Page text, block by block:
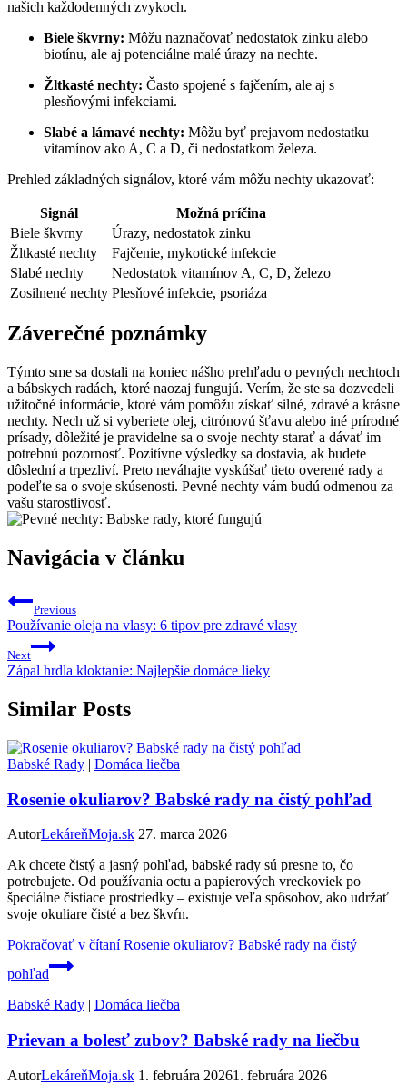
našich každodenných zvykoch.
Biele škvrny: Môžu naznačovať nedostatok zinku alebo
biotínu, ale aj potenciálne malé úrazy na nechte.
Žltkasté nechty: Často spojené s fajčením, ale aj s
plesňovými infekciami.
Slabé a lámavé nechty: Môžu byť prejavom nedostatku
vitamínov ako A, C a D, či nedostatkom železa.
Prehled základných signálov, ktoré vám môžu nechty ukazovať:
Signál
Možná príčina
Biele škvrny
Úrazy, nedostatok zinku
Žltkasté nechty
Fajčenie, mykotické infekcie
Slabé nechty
Nedostatok vitamínov A, C, D, železo
Zosilnené nechty Plesňové infekcie, psoriáza
Záverečné poznámky
Týmto sme sa dostali na koniec nášho prehľadu o pevných nechtoch
a bábskych radách, ktoré naozaj fungujú. Verím, že ste sa dozvedeli
užitočné informácie, ktoré vám pomôžu získať silné, zdravé a krásne
nechty. Nech už si vyberiete olej, citrónovú šťavu alebo iné prírodné
prísady, dôležité je pravidelne sa o svoje nechty starať a dávať im
potrebnú pozornosť. Pozitívne výsledky sa dostavia, ak budete
dôslední a trpezliví. Preto neváhajte vyskúšať tieto overené rady a
podeľte sa o svoje skúsenosti. Pevné nechty vám budú odmenou za
vašu starostlivosť.
Navigácia v článku
Previous
Používanie oleja na vlasy: 6 tipov pre zdravé vlasy
Next
Zápal hrdla kloktanie: Najlepšie domáce lieky
Similar Posts
Babské Rady | Domáca liečba
Rosenie okuliarov? Babské rady na čistý pohľad
AutorLekáreňMoja.sk 27. marca 2026
Ak chcete čistý a jasný pohľad, babské rady sú presne to, čo
potrebujete. Od používania octu a papierových vreckoviek po
špeciálne čistiace prostriedky – existuje veľa spôsobov, ako udržať
svoje okuliare čisté a bez škvŕn.
Pokračovať v čítaníRosenie okuliarov? Babské rady na čistý
pohľad
Babské Rady | Domáca liečba
Prievan a bolesť zubov? Babské rady na liečbu
AutorLekáreňMoja.sk 1. februára 20261. februára 2026